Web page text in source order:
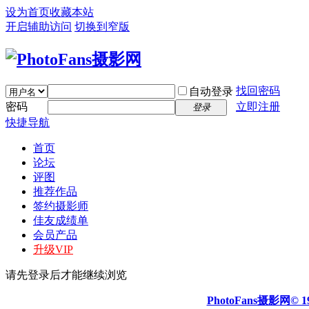
设为首页收藏本站
开启辅助访问 切换到窄版
自动登录 找回密码
密码
登录
立即注册
快捷导航
首页
论坛
评图
推荐作品
签约摄影师
佳友成绩单
会员产品
升级VIP
请先登录后才能继续浏览
PhotoFans摄影网©